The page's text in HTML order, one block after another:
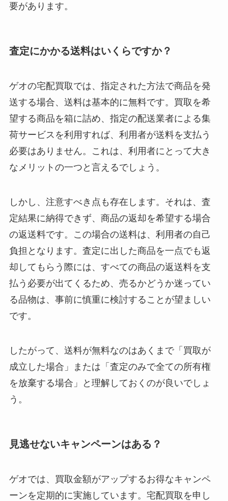
要があります。
査定にかかる送料はいくらですか？
ゲオの宅配買取では、指定された方法で商品を発
送する場合、送料は基本的に無料です。買取を希
望する商品を箱に詰め、指定の配送業者による集
荷サービスを利用すれば、利用者が送料を支払う
必要はありません。これは、利用者にとって大き
なメリットの一つと言えるでしょう。
しかし、注意すべき点も存在します。それは、査
定結果に納得できず、商品の返却を希望する場合
の返送料です。この場合の送料は、利用者の自己
負担となります。査定に出した商品を一点でも返
却してもらう際には、すべての商品の返送料を支
払う必要が出てくるため、売るかどうか迷ってい
る品物は、事前に慎重に検討することが望ましい
です。
したがって、送料が無料なのはあくまで「買取が
成立した場合」または「査定のみで全ての所有権
を放棄する場合」と理解しておくのが良いでしょ
う。
見逃せないキャンペーンはある？
ゲオでは、買取金額がアップするお得なキャンペ
ーンを定期的に実施しています。宅配買取を申し